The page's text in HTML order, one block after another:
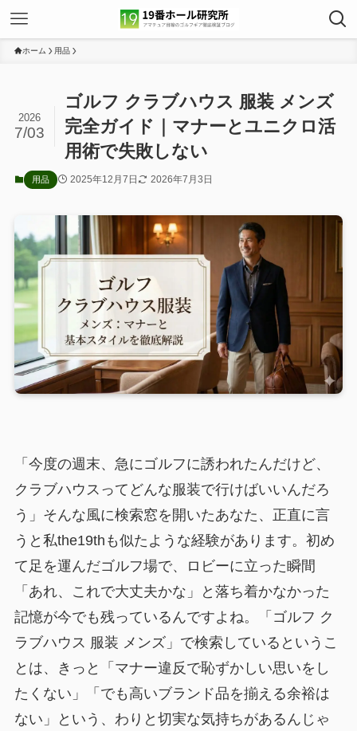
ホーム 用品
ゴルフ クラブハウス 服装 メンズ
完全ガイド｜マナーとユニクロ活
用術で失敗しない
2026
7/03
用品 2025年12月7日 2026年7月3日
「今度の週末、急にゴルフに誘われたんだけど、
クラブハウスってどんな服装で行けばいいんだろ
う」そんな風に検索窓を開いたあなた、正直に言
うと私the19thも似たような経験があります。初め
て足を運んだゴルフ場で、ロビーに立った瞬間
「あれ、これで大丈夫かな」と落ち着かなかった
記憶が今でも残っているんですよね。「ゴルフ ク
ラブハウス 服装 メンズ」で検索しているというこ
とは、きっと「マナー違反で恥ずかしい思いをし
たくない」「でも高いブランド品を揃える余裕は
ない」という、わりと切実な気持ちがあるんじゃ